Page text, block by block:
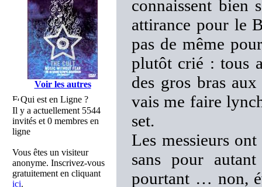
Voir les autres
Qui est en Ligne ?
Il y a actuellement 5544
invités et 0 membres en
ligne
Vous êtes un visiteur
anonyme. Inscrivez-vous
gratuitement en cliquant
ici.
connaissent bien
attirance pour le
pas de même
plutôt crié : tous
des gros bras
vais me faire
set.
Les messieurs
sans pour
pourtant … non,